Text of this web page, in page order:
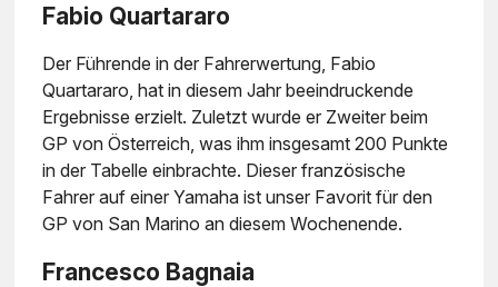
Fabio Quartararo
Der Führende in der Fahrerwertung, Fabio
Quartararo, hat in diesem Jahr beeindruckende
Ergebnisse erzielt. Zuletzt wurde er Zweiter beim
GP von Österreich, was ihm insgesamt 200 Punkte
in der Tabelle einbrachte. Dieser französische
Fahrer auf einer Yamaha ist unser Favorit für den
GP von San Marino an diesem Wochenende.
Francesco Bagnaia